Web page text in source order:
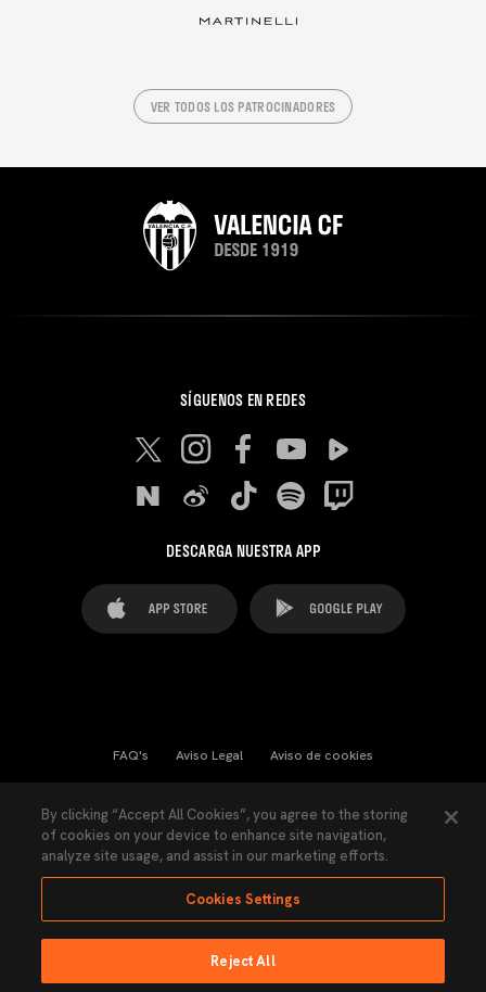
VER TODOS LOS PATROCINADORES
SÍGUENOS EN REDES
DESCARGA NUESTRA APP
FAQ's Aviso Legal Aviso de cookies
Ley Transparencia Política de Privacidad
Accesibilidad
Ninguna parte de esta página puede ser reproducida sin el permiso del Valencia
By clicking “Accept All Cookies”, you agree to the storing
of cookies on your device to enhance site navigation,
analyze site usage, and assist in our marketing efforts.
Cookies Settings
Reject All